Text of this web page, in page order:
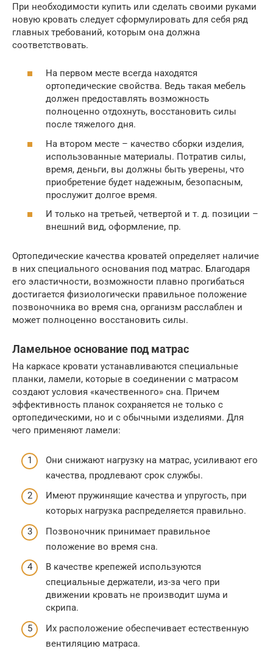
При необходимости купить или сделать своими руками
новую кровать следует сформулировать для себя ряд
главных требований, которым она должна
соответствовать.
На первом месте всегда находятся
ортопедические свойства. Ведь такая мебель
должен предоставлять возможность
полноценно отдохнуть, восстановить силы
после тяжелого дня.
На втором месте – качество сборки изделия,
использованные материалы. Потратив силы,
время, деньги, вы должны быть уверены, что
приобретение будет надежным, безопасным,
прослужит долгое время.
И только на третьей, четвертой и т. д. позиции –
внешний вид, оформление, пр.
Ортопедические качества кроватей определяет наличие
в них специального основания под матрас. Благодаря
его эластичности, возможности плавно прогибаться
достигается физиологически правильное положение
позвоночника во время сна, организм расслаблен и
может полноценно восстановить силы.
Ламельное основание под матрас
На каркасе кровати устанавливаются специальные
планки, ламели, которые в соединении с матрасом
создают условия «качественного» сна. Причем
эффективность планок сохраняется не только с
ортопедическими, но и с обычными изделиями. Для
чего применяют ламели:
Они снижают нагрузку на матрас, усиливают его
качества, продлевают срок службы.
Имеют пружинящие качества и упругость, при
которых нагрузка распределяется правильно.
Позвоночник принимает правильное
положение во время сна.
В качестве крепежей используются
специальные держатели, из-за чего при
движении кровать не производит шума и
скрипа.
Их расположение обеспечивает естественную
вентиляцию матраса.